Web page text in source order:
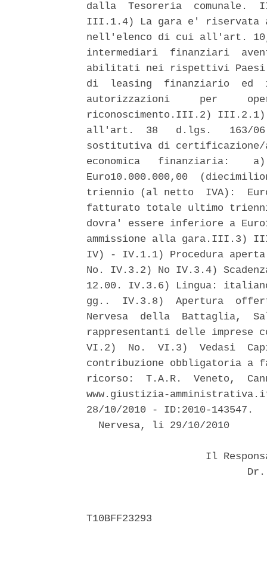
dalla  Tesoreria  comunale.
III.1.4) La gara e'
nell'elenco di cui all'art. 10,
intermediari  finanziari
abilitati nei rispettivi
di  leasing  finanziario  ed
autorizzazioni     per
riconoscimento.III.2)
all'art.  38   d.lgs.   163/06
sostitutiva di
economica   finanziaria:
Euro10.000.000,00
triennio (al netto  IVA):
fatturato totale ultimo
dovra' essere inferiore a
ammissione alla gara.III.3)
IV) - IV.1.1) Procedura
No. IV.3.2) No IV.3.4)
12.00. IV.3.6) Lingua:
gg..  IV.3.8)  Apertura
Nervesa  della  Battaglia,
rappresentanti delle
VI.2)  No.  VI.3)  Vedasi
contribuzione obbligatoria a
ricorso:  T.A.R.  Veneto,
www.giustizia-
28/10/2010 - ID:2010-143547.
  Nervesa, li 29/10/2010
Il